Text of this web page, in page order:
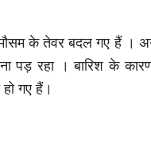
के तेवर बदल गए हैं ।
पड़ रहा । बारिश के
गए हैं।